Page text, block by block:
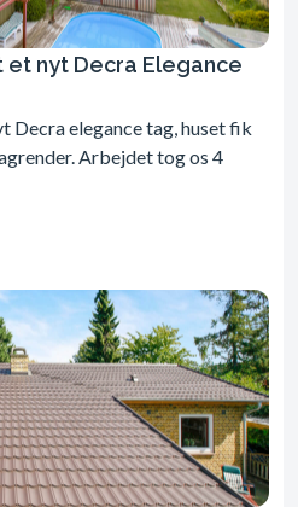
et nyt Decra Elegance
Decra elegance tag, huset fik
Arbejdet tog os 4